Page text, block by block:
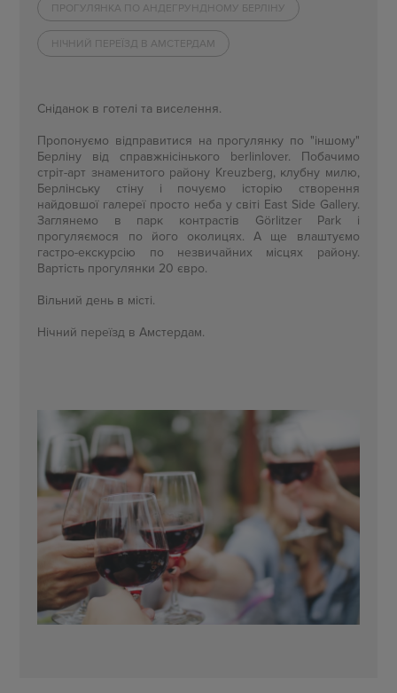
ПРОГУЛЯНКА ПО АНДЕГРУНДНОМУ БЕРЛІНУ
НІЧНИЙ ПЕРЕЇЗД В АМСТЕРДАМ
Сніданок в готелі та виселення.
Пропонуємо відправитися на прогулянку по "іншому"
Берліну від справжнісінького berlinlover. Побачимо
стріт-арт знаменитого району Kreuzberg, клубну милю,
Берлінську стіну і почуємо історію створення
найдовшої галереї просто неба у світі East Side Gallery.
Заглянемо в парк контрастів Görlitzer Park і
прогуляємося по його околицях. А ще влаштуємо
гастро-екскурсію по незвичайних місцях району.
Вартість прогулянки 20 євро.
Вільний день в місті.
Нічний переїзд в Амстердам.